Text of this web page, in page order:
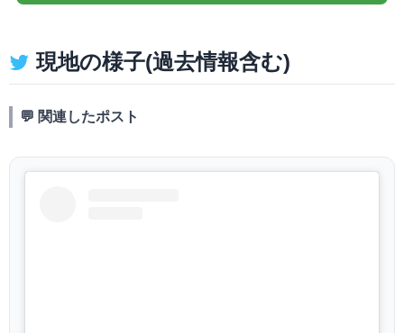
現地の様子(過去情報含む)
💬 関連したポスト